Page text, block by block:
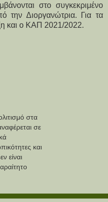
στο συγκεκριμένο
την Διοργανώτρια. Για τα
και ο ΚΑΠ 2021/2022.
στα
σε
και
είναι